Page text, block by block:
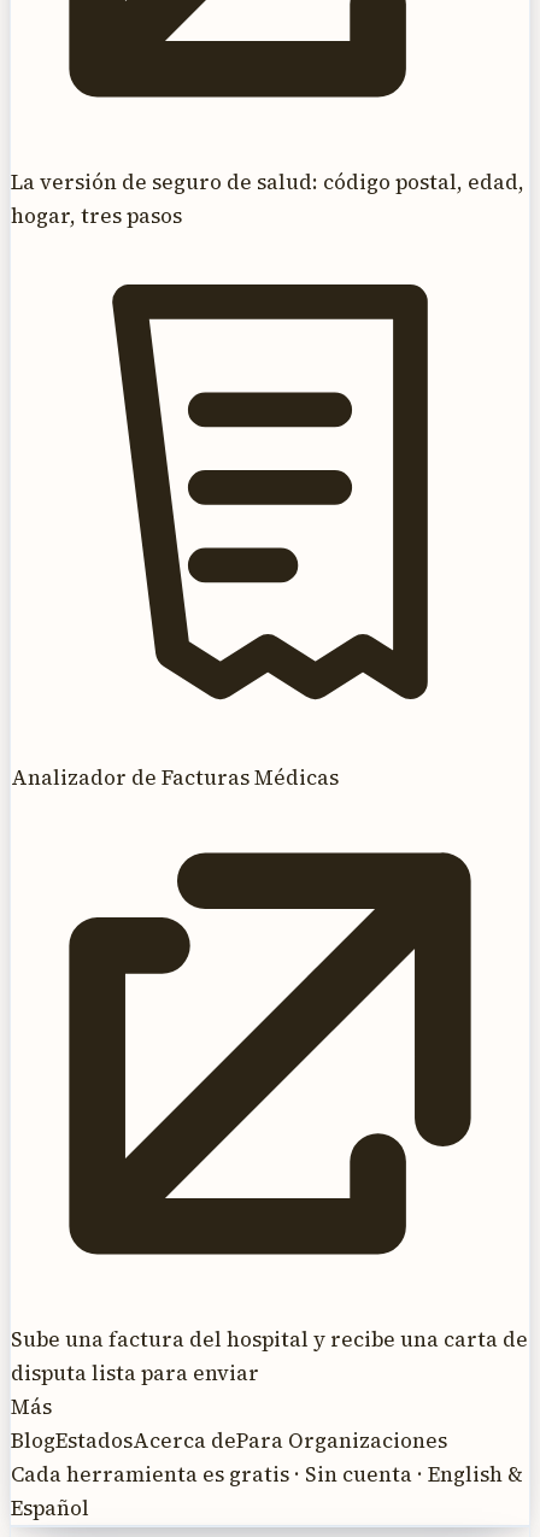
La versión de seguro de salud: código postal, edad,
hogar, tres pasos
Analizador de Facturas Médicas
Sube una factura del hospital y recibe una carta de
disputa lista para enviar
Más
BlogEstadosAcerca dePara Organizaciones
Cada herramienta es gratis · Sin cuenta · English &
Español